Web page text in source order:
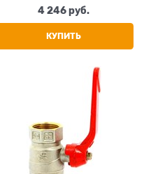
4 246 руб.
КУПИТЬ